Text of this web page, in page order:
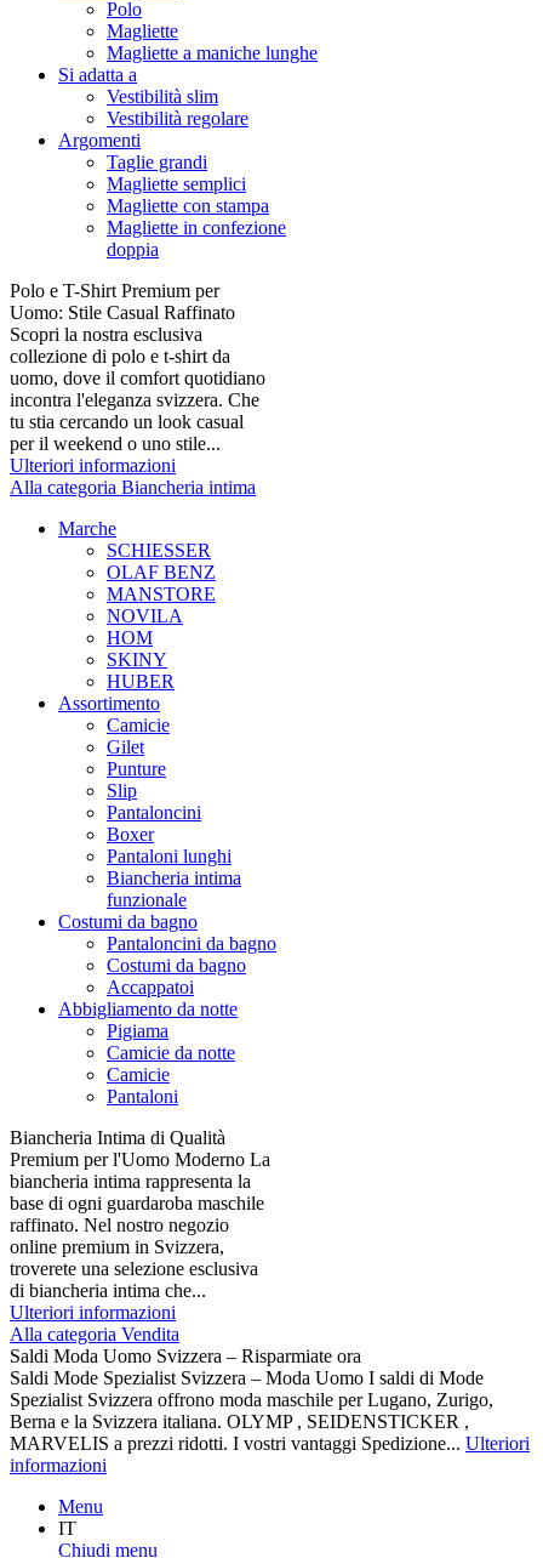
Polo
Magliette
Magliette a maniche lunghe
Si adatta a
Vestibilità slim
Vestibilità regolare
Argomenti
Taglie grandi
Magliette semplici
Magliette con stampa
Magliette in confezione
doppia
Polo e T-Shirt Premium per
Uomo: Stile Casual Raffinato
Scopri la nostra esclusiva
collezione di polo e t-shirt da
uomo, dove il comfort quotidiano
incontra l'eleganza svizzera. Che
tu stia cercando un look casual
per il weekend o uno stile...
Ulteriori informazioni
Alla categoria Biancheria intima
Marche
SCHIESSER
OLAF BENZ
MANSTORE
NOVILA
HOM
SKINY
HUBER
Assortimento
Camicie
Gilet
Punture
Slip
Pantaloncini
Boxer
Pantaloni lunghi
Biancheria intima
funzionale
Costumi da bagno
Pantaloncini da bagno
Costumi da bagno
Accappatoi
Abbigliamento da notte
Pigiama
Camicie da notte
Camicie
Pantaloni
Biancheria Intima di Qualità
Premium per l'Uomo Moderno La
biancheria intima rappresenta la
base di ogni guardaroba maschile
raffinato. Nel nostro negozio
online premium in Svizzera,
troverete una selezione esclusiva
di biancheria intima che...
Ulteriori informazioni
Alla categoria Vendita
Saldi Moda Uomo Svizzera – Risparmiate ora
Saldi Mode Spezialist Svizzera – Moda Uomo I saldi di Mode
Spezialist Svizzera offrono moda maschile per Lugano, Zurigo,
Berna e la Svizzera italiana. OLYMP , SEIDENSTICKER ,
MARVELIS a prezzi ridotti. I vostri vantaggi Spedizione... Ulteriori
informazioni
Menu
IT
Chiudi menu